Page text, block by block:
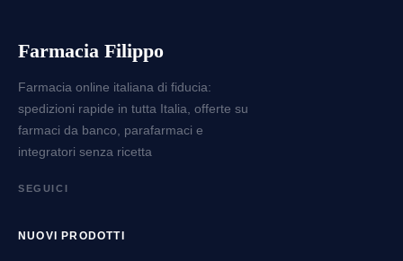
Farmacia Filippo
Farmacia online italiana di fiducia:
spedizioni rapide in tutta Italia, offerte su
farmaci da banco, parafarmaci e
integratori senza ricetta
SEGUICI
NUOVI PRODOTTI